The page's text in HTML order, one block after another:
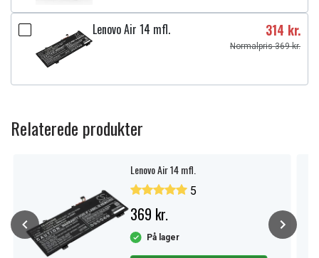
Lenovo Air 14 mfl. 314 kr.
Normalpris 369 kr.
Relaterede produkter
Lenovo Air 14 mfl.
5
369 kr.
På lager